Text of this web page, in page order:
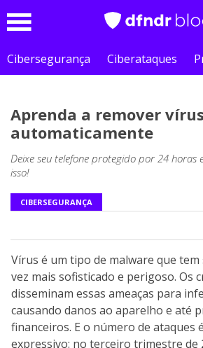
Cibersegurança
Ciberataques
Aprenda a remover
automaticamente
Deixe seu telefone protegido por 24
isso!
CIBERSEGURANÇA
Vírus é um tipo de malware que
vez mais sofisticado e perigoso. Os
disseminam essas ameaças para
causando danos ao aparelho e até
financeiros. E o número de ataques
expressivo: no terceiro trimestre de